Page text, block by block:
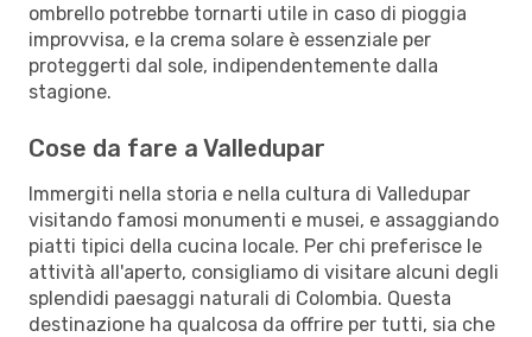
ombrello potrebbe tornarti utile in caso di pioggia
improvvisa, e la crema solare è essenziale per
proteggerti dal sole, indipendentemente dalla
stagione.
Cose da fare a Valledupar
Immergiti nella storia e nella cultura di Valledupar
visitando famosi monumenti e musei, e assaggiando
piatti tipici della cucina locale. Per chi preferisce le
attività all'aperto, consigliamo di visitare alcuni degli
splendidi paesaggi naturali di Colombia. Questa
destinazione ha qualcosa da offrire per tutti, sia che